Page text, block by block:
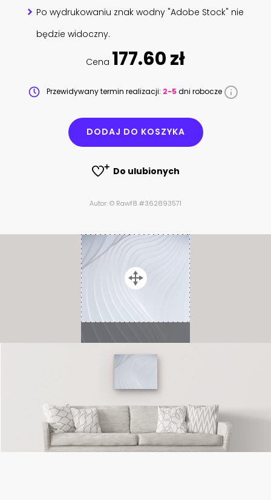
Po wydrukowaniu znak wodny "Adobe Stock" nie
będzie widoczny.
Cena 177.60 zł
Przewidywany termin realizacji: 2-5 dni robocze
DODAJ DO KOSZYKA
Do ulubionych
Autor: © Rawf8 #362893571